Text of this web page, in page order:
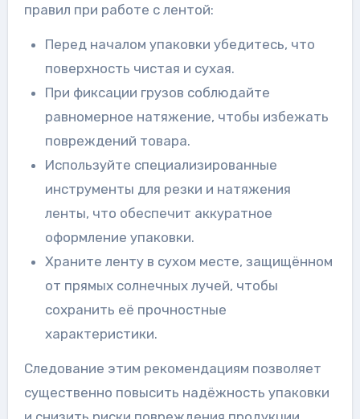
правил при работе с лентой:
Перед началом упаковки убедитесь, что
поверхность чистая и сухая.
При фиксации грузов соблюдайте
равномерное натяжение, чтобы избежать
повреждений товара.
Используйте специализированные
инструменты для резки и натяжения
ленты, что обеспечит аккуратное
оформление упаковки.
Храните ленту в сухом месте, защищённом
от прямых солнечных лучей, чтобы
сохранить её прочностные
характеристики.
Следование этим рекомендациям позволяет
существенно повысить надёжность упаковки